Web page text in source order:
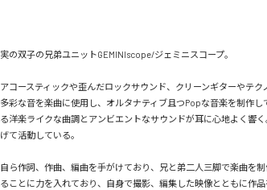
実の双子の兄弟ユニットGEMINIscope/ジェミニスコープ。
アコースティックや歪んだロックサウンド、クリーンギターやテ
多彩な音を楽曲に使用し、オルタナティブ且つPopな音楽を制作
る洋楽ライクな曲調とアンビエントなサウンドが耳に心地よく響
げて活動している。
自ら作詞、作曲、編曲を手がけており、兄と弟二人三脚で楽曲を
ることに力を入れており、自身で撮影、編集した映像とともに作品